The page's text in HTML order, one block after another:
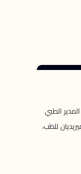
الطبي
للطب،